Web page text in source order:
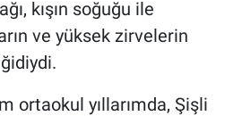
kışın soğuğu ile
ve yüksek zirvelerin
ortaokul yıllarımda, Şişli